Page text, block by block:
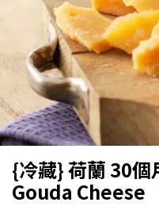
{冷藏} 荷蘭 30
Gouda Cheese